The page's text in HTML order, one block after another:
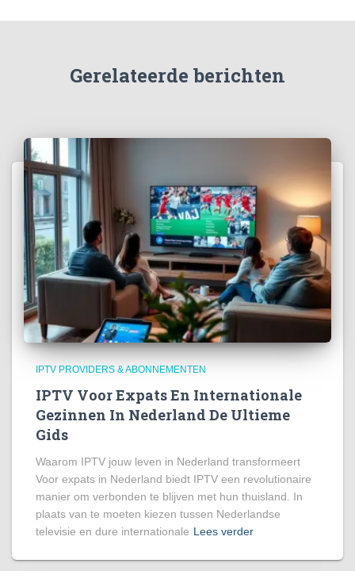
Gerelateerde berichten
IPTV PROVIDERS & ABONNEMENTEN
IPTV Voor Expats En Internationale
Gezinnen In Nederland De Ultieme
Gids
Waarom IPTV jouw leven in Nederland transformeert
Voor expats in Nederland biedt IPTV een revolutionaire
manier om verbonden te blijven met hun thuisland. In
plaats van te moeten kiezen tussen Nederlandse
televisie en dure internationale Lees verder